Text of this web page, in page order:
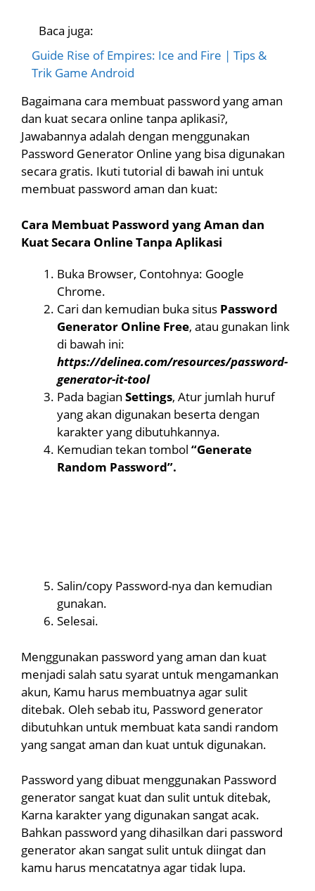
Baca juga:
Guide Rise of Empires: Ice and Fire | Tips &
Trik Game Android
Bagaimana cara membuat password yang aman
dan kuat secara online tanpa aplikasi?,
Jawabannya adalah dengan menggunakan
Password Generator Online yang bisa digunakan
secara gratis. Ikuti tutorial di bawah ini untuk
membuat password aman dan kuat:
Cara Membuat Password yang Aman dan
Kuat Secara Online Tanpa Aplikasi
Buka Browser, Contohnya: Google
Chrome.
Cari dan kemudian buka situs Password
Generator Online Free, atau gunakan link
di bawah ini:
https://delinea.com/resources/password-
generator-it-tool
Pada bagian Settings, Atur jumlah huruf
yang akan digunakan beserta dengan
karakter yang dibutuhkannya.
Kemudian tekan tombol “Generate
Random Password”.
Salin/copy Password-nya dan kemudian
gunakan.
Selesai.
Menggunakan password yang aman dan kuat
menjadi salah satu syarat untuk mengamankan
akun, Kamu harus membuatnya agar sulit
ditebak. Oleh sebab itu, Password generator
dibutuhkan untuk membuat kata sandi random
yang sangat aman dan kuat untuk digunakan.
Password yang dibuat menggunakan Password
generator sangat kuat dan sulit untuk ditebak,
Karna karakter yang digunakan sangat acak.
Bahkan password yang dihasilkan dari password
generator akan sangat sulit untuk diingat dan
kamu harus mencatatnya agar tidak lupa.